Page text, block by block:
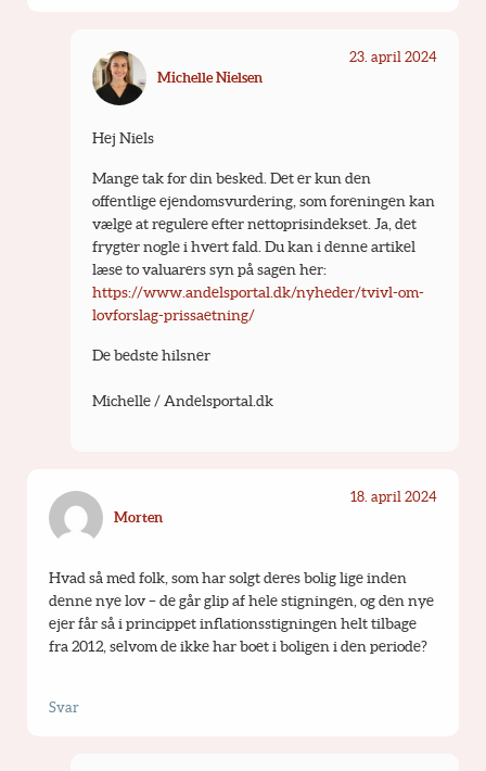
Michelle Nielsen
23. april 2024
Hej Niels
Mange tak for din besked. Det er kun den
offentlige ejendomsvurdering, som foreningen kan
vælge at regulere efter nettoprisindekset. Ja, det
frygter nogle i hvert fald. Du kan i denne artikel
læse to valuarers syn på sagen her:
https://www.andelsportal.dk/nyheder/tvivl-om-
lovforslag-prissaetning/
De bedste hilsner
Michelle / Andelsportal.dk
Morten
18. april 2024
Hvad så med folk, som har solgt deres bolig lige inden
denne nye lov – de går glip af hele stigningen, og den nye
ejer får så i princippet inflationsstigningen helt tilbage
fra 2012, selvom de ikke har boet i boligen i den periode?
Svar